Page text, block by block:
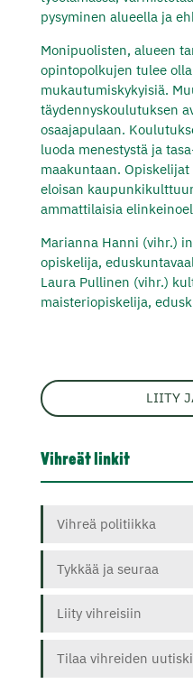
pysyminen alueella ja
Monipuolisten, alueen
opintopolkujen tulee
mukautumiskykyisiä.
täydennyskoulutuksen
osaajapulaan.
luoda menestystä ja
maakuntaan.
eloisan
ammattilaisia
Marianna Hanni (vihr.)
opiskelija,
Laura Pullinen (vihr.)
maisteriopiskelija,
LIITY
Vihreät linkit
Vihreä politiikka
Tykkää ja seuraa
Liity vihreisiin
Tilaa vihreiden